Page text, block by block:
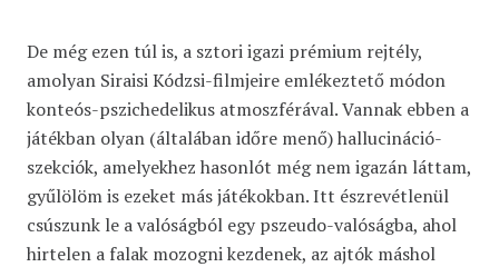
De még ezen túl is, a sztori igazi prémium rejtély,
amolyan Siraisi Kódzsi-filmjeire emlékeztető módon
konteós-pszichedelikus atmoszférával. Vannak ebben a
játékban olyan (általában időre menő) hallucináció-
szekciók, amelyekhez hasonlót még nem igazán láttam,
gyűlölöm is ezeket más játékokban. Itt észrevétlenül
csúszunk le a valóságból egy pszeudo-valóságba, ahol
hirtelen a falak mozogni kezdenek, az ajtók máshol